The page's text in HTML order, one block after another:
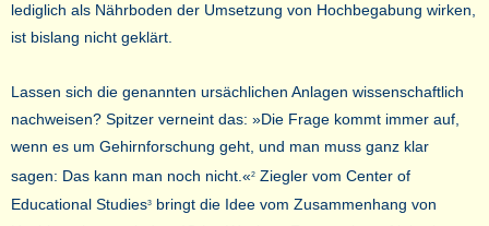
lediglich als Nährboden der Umsetzung von Hochbegabung wirken,
ist bislang nicht geklärt.
Lassen sich die genannten ursächlichen Anlagen wissenschaftlich
nachweisen? Spitzer verneint das: »Die Frage kommt immer auf,
wenn es um Gehirnforschung geht, und man muss ganz klar
sagen: Das kann man noch nicht.«2 Ziegler vom Center of
Educational Studies3
bringt die Idee vom Zusammenhang von